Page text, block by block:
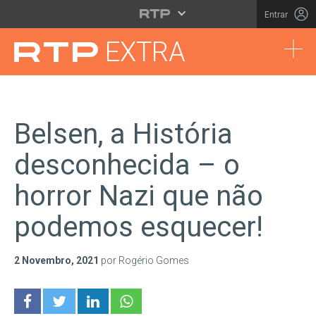
Saltar para o conteúdo principal
Entrar
EXTRA
Belsen, a História
desconhecida – o
horror Nazi que não
podemos esquecer!
2 Novembro, 2021 por Rogério Gomes